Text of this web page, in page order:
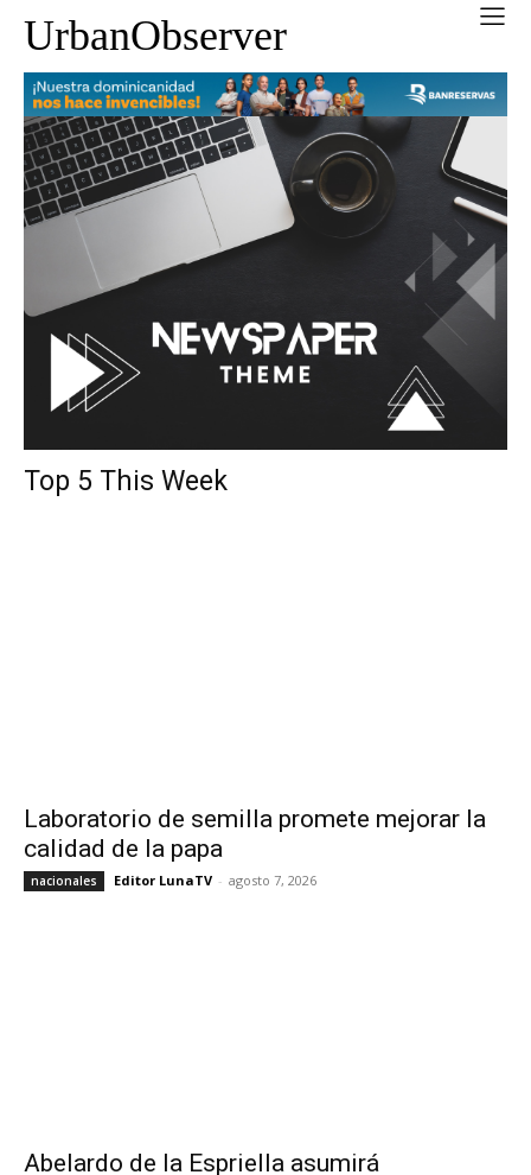
UrbanObserver
Top 5 This Week
Laboratorio de semilla promete mejorar la
calidad de la papa
nacionales Editor LunaTV - agosto 7, 2026
Abelardo de la Espriella asumirá